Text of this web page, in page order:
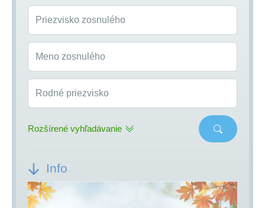
Priezvisko zosnulého
Meno zosnulého
Rodné priezvisko
Rozšírené vyhľadávanie
Info